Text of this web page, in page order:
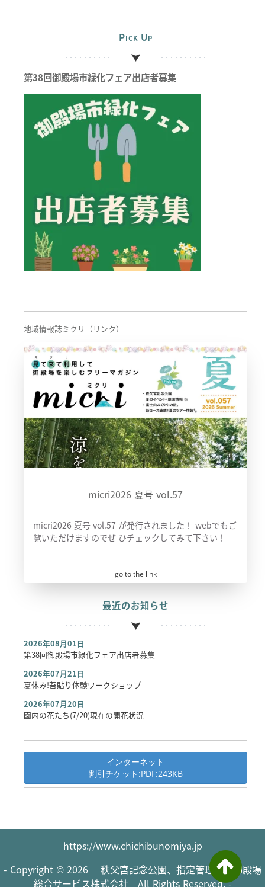
ー
シ
ン
Pick Up
第38回御殿場市緑化フェア出店者募集
地域情報誌ミクリ（リンク）
micri2026 夏号 vol.57
micri2026 夏号 vol.57 が発行されました！ webでもご
覧いただけますのでぜ ひチェックしてみて下さい！
go to the link
最近のお知らせ
2026年08月01日
第38回御殿場市緑化フェア出店者募集
2026年07月21日
夏休み!苔貼り体験ワークショップ
2026年07月20日
園内の花たち(7/20)現在の開花状況
インターネット
割引チケット:PDF:243KB
https://www.chichibunomiya.jp
- Copyright © 2026 秩父宮記念公園、指定管理者：御殿場
総合サービス株式会社 All Rights Reserved. -